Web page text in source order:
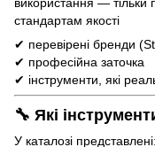
стандартам якості
✔ перевірені бренди
✔ професійна заточка
✔ інструменти, які
🔧 Які
У каталозі представлені: